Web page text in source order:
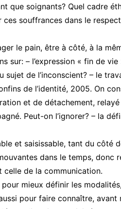
que soignants? Quel cadre
ces souffrances dans le
le pain, être à côté, à la
sur: – l’expression « fin de
sujet de l’inconscient? – le
de l’identité, 2005. On
et de détachement,
Peut-on l’ignorer? – la
et saisissable, tant du côté
dans le temps, donc
celle de la communication.
mieux définir les
pour faire connaître, avant